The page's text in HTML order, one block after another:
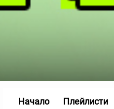
Начало Плейлисти